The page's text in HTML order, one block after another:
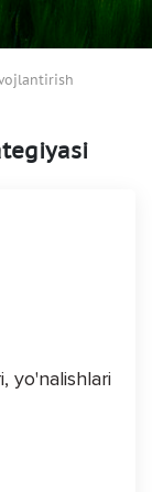
yo'nalishlari